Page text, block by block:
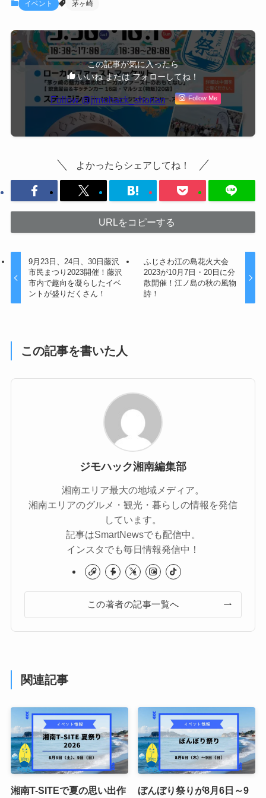
イベント 茅ヶ崎
この記事が気に入ったら
いいね または フォローしてね！
Follow @jimohack_shonan Follow Me
よかったらシェアしてね！
URLをコピーする
9月23日、24日、30日藤沢
市民まつり2023開催！藤沢
市内で趣向を凝らしたイベ
ントが盛りだくさん！
ふじさわ江の島花火大会
2023が10月7日・20日に分
散開催！江ノ島の秋の風物
詩！
この記事を書いた人
ジモハック湘南編集部
湘南エリア最大の地域メディア。
湘南エリアのグルメ・観光・暮らしの情報を発信
しています。
記事はSmartNewsでも配信中。
インスタでも毎日情報発信中！
この著者の記事一覧へ
関連記事
湘南T-SITEで夏の思い出作
ぼんぼり祭りが8月6日～9